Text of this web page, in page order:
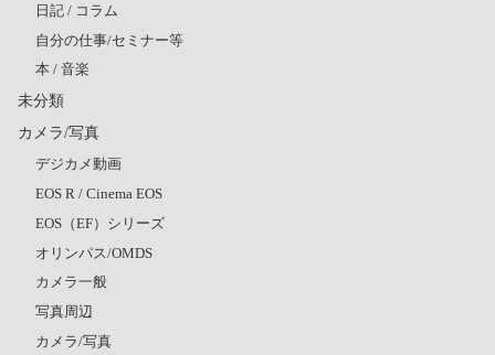
日記 / コラム
自分の仕事/セミナー等
本 / 音楽
未分類
カメラ/写真
デジカメ動画
EOS R / Cinema EOS
EOS（EF）シリーズ
オリンパス/OMDS
カメラ一般
写真周辺
カメラ/写真